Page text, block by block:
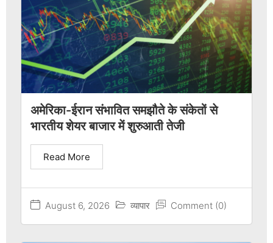
अमेरिका-ईरान संभावित समझौते के संकेतों से
भारतीय शेयर बाजार में शुरुआती तेजी
August 6, 2026 व्यापार Comment (0)
Read More